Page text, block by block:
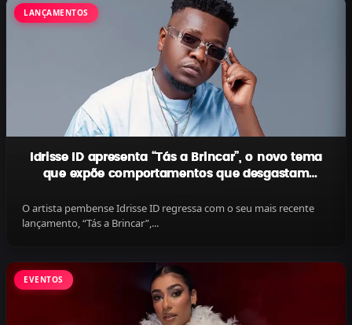
LANÇAMENTOS
Idrisse ID apresenta “Tás a Brincar”, o novo tema
que expõe comportamentos que desgastam
O artista pembense Idrisse ID regressa com o seu mais recente
lançamento, “Tás a Brincar”,...
EVENTOS